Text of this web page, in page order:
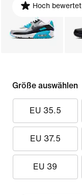
Hoch bewertet
Größe auswählen
EU 35.5
EU 37.5
EU 39